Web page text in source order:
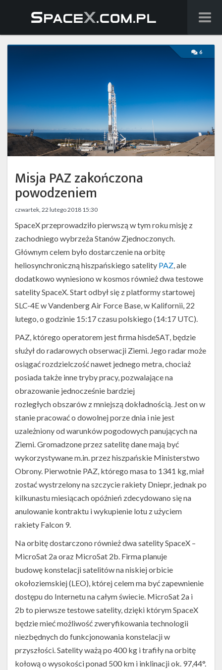
Wiadomości
Starship
Lista startów
Na żywo
Szukaj
Twitter
Kalendarze
6
Misja PAZ zakończona
powodzeniem
czwartek, 22 lutego 2018 15:30
SpaceX przeprowadziło pierwszą w tym roku misję z
zachodniego wybrzeża Stanów Zjednoczonych.
Głównym celem było dostarczenie na orbitę
heliosynchroniczną hiszpańskiego satelity PAZ, ale
dodatkowo wyniesiono w kosmos również dwa testowe
satelity SpaceX. Start odbył się z platformy startowej
SLC-4E w Vandenberg Air Force Base, w Kalifornii, 22
lutego, o godzinie 15:17 czasu polskiego (14:17 UTC).
PAZ, którego operatorem jest firma hisdeSAT, będzie
służył do radarowych obserwacji Ziemi. Jego radar może
osiągać rozdzielczość nawet jednego metra, chociaż
posiada także inne tryby pracy, pozwalające na
obrazowanie jednocześnie bardziej
rozległych obszarów z mniejszą dokładnością. Jest on w
stanie pracować o dowolnej porze dnia i nie jest
uzależniony od warunków pogodowych panujących na
Ziemi. Gromadzone przez satelitę dane mają być
wykorzystywane m.in. przez hiszpańskie Ministerstwo
Obrony. Pierwotnie PAZ, którego masa to 1341 kg, miał
zostać wystrzelony na szczycie rakiety Dniepr, jednak po
kilkunastu miesiącach opóźnień zdecydowano się na
anulowanie kontraktu i wykupienie lotu z użyciem
rakiety Falcon 9.
Na orbitę dostarczono również dwa satelity SpaceX –
MicroSat 2a oraz MicroSat 2b. Firma planuje
budowę konstelacji satelitów na niskiej orbicie
okołoziemskiej (LEO), której celem ma być zapewnienie
dostępu do Internetu na całym świecie. MicroSat 2a i
2b to pierwsze testowe satelity, dzięki którym SpaceX
będzie mieć możliwość zweryfikowania technologii
niezbędnych do funkcjonowania konstelacji w
przyszłości. Satelity ważą po 400 kg i trafiły na orbitę
kołową o wysokości ponad 500 km i inklinacji ok. 97,44°.